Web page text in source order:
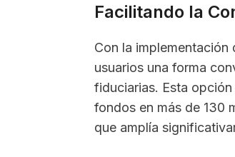
Facilitando la
Con la
usuarios una forma
fiduciarias. Esta
fondos en más de 130
que amplía